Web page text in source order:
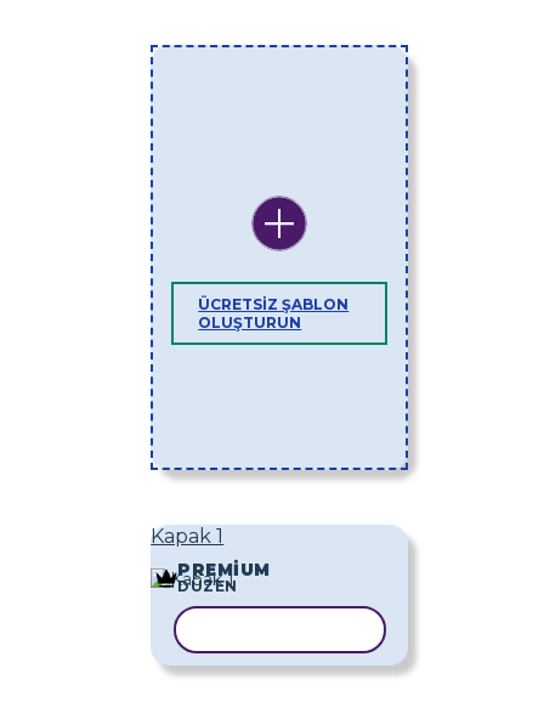
ÜCRETSIZ ŞABLON
OLUŞTURUN
Kapak 1
PREMIUM
DÜZEN